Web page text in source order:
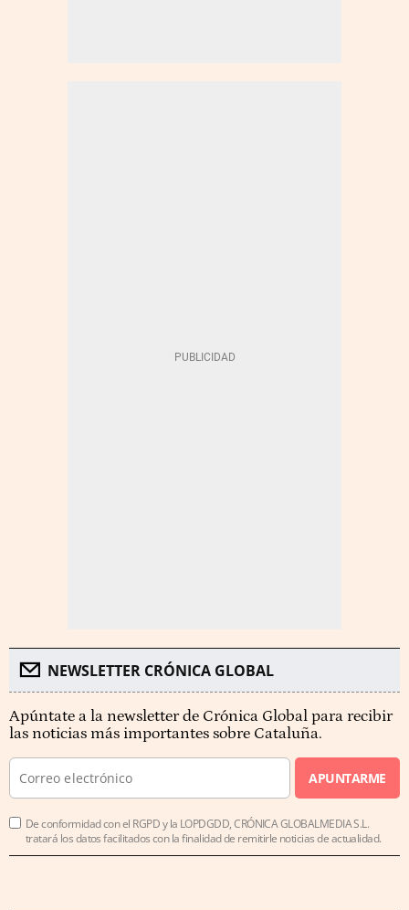
NEWSLETTER CRÓNICA GLOBAL
Apúntate a la newsletter de Crónica Global para recibir
las noticias más importantes sobre Cataluña.
APUNTARME
De conformidad con el RGPD y la LOPDGDD, CRÓNICA GLOBALMEDIA S.L.
tratará los datos facilitados con la finalidad de remitirle noticias de actualidad.